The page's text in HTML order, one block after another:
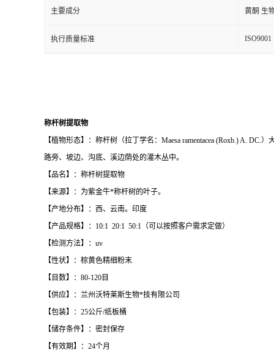
主要成分 黄酮 生
执行质量标准 ISO9001
称杆树提取物
【植物形态】：称杆树（拉丁学名：Maesa ramentacea (Roxb.) A.
路旁、坡边、沟底、溪边荫处的灌木丛中。
【品名】：称杆树提取物
【来源】：为紫金牛*称杆树的叶子。
【产地分布】：西、云南。印度
【产品规格】：10:1 20:1 50:1（可以按照客户需求定做）
【检测方法】：uv
【性状】：棕黄色精细粉末
【目数】：80-120目
【供应】：兰州沃特莱斯生物*技有限公司
【包装】：25公斤/纸板桶
【储存条件】：密封保存
【有效期】：24个月